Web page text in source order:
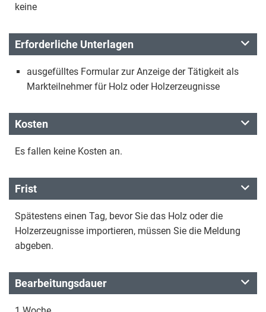
keine
Erforderliche Unterlagen
ausgefülltes Formular zur Anzeige der Tätigkeit als
Markteilnehmer für Holz oder Holzerzeugnisse
Kosten
Es fallen keine Kosten an.
Frist
Spätestens einen Tag, bevor Sie das Holz oder die
Holzerzeugnisse importieren, müssen Sie die Meldung
abgeben.
Bearbeitungsdauer